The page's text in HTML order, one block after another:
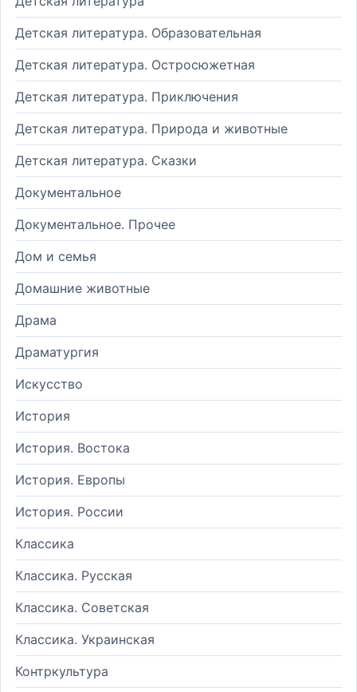
Детская литература. Образовательная
Детская литература. Остросюжетная
Детская литература. Приключения
Детская литература. Природа и животные
Детская литература. Сказки
Документальное
Документальное. Прочее
Дом и семья
Домашние животные
Драма
Драматургия
Искусство
История
История. Востока
История. Европы
История. России
Классика
Классика. Русская
Классика. Советская
Классика. Украинская
Контркультура